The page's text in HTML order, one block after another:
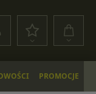
PROMOCJE